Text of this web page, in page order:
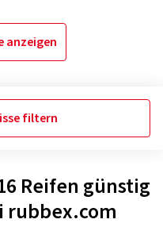
anzeigen
filtern
Reifen günstig
rubbex.com